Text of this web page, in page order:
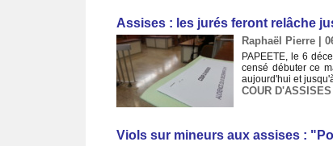
Assises : les jurés feront relâche
Raphaël Pierre |
PAPEETE, le 6
censé débuter ce
aujourd'hui et
COUR D'ASSISES
Viols sur mineurs aux assises :